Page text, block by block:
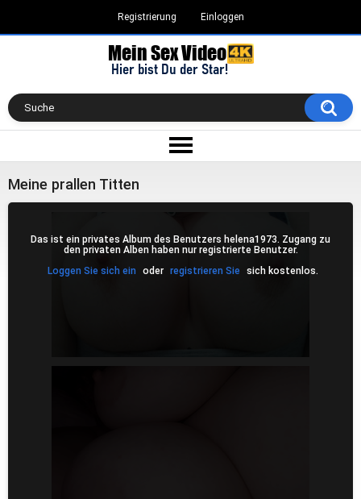
Registrierung Einloggen
Meine prallen Titten
Das ist ein privates Album des Benutzers helena1973. Zugang zu
den privaten Alben haben nur registrierte Benutzer.
Loggen Sie sich ein
oder registrieren Sie sich kostenlos.